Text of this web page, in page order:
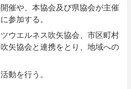
催や、本協会及び県協会が主催
参加する。
ウエルネス吹矢協会、市区町村
矢協会と連携をとり、地域への
動を行う。